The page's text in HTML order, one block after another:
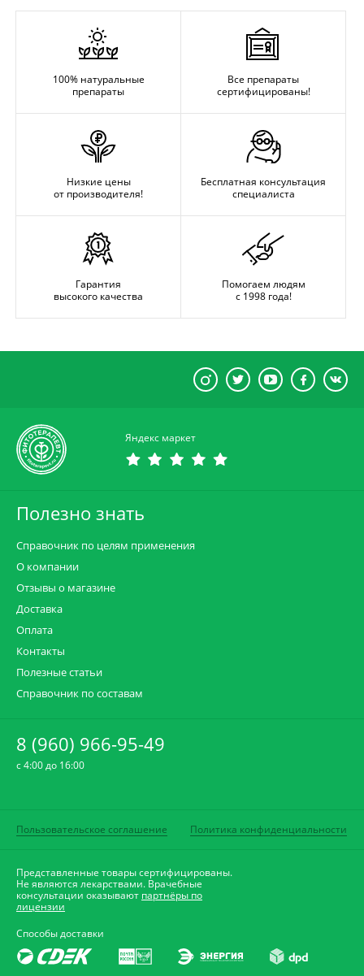
100% натуральные
препараты
Все препараты
сертифицированы!
Низкие цены
от производителя!
Бесплатная консультация
специалиста
Гарантия
высокого качества
Помогаем людям
с 1998 года!
Яндекс маркет
Полезно знать
Справочник по целям применения
О компании
Отзывы о магазине
Доставка
Оплата
Контакты
Полезные статьи
Справочник по составам
8 (960) 966-95-49
c 4:00 до 16:00
Пользовательское соглашение Политика конфиденциальности
Представленные товары сертифицированы.
Не являются лекарствами. Врачебные
консультации оказывают партнёры по
лицензии
Способы доставки